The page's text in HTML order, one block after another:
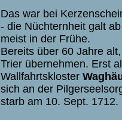
Das war bei
- die Nüchternheit galt
meist in der Frühe.
Bereits über 60 Jahre
Trier übernehmen. Erst
Wallfahrtskloster
sich an der
starb am 10. Sept. 1712.